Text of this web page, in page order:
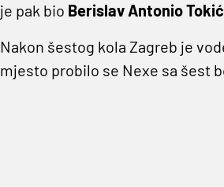
je pak bio Berislav Antonio Tokić
Nakon šestog kola Zagreb je
mjesto probilo se Nexe sa šest